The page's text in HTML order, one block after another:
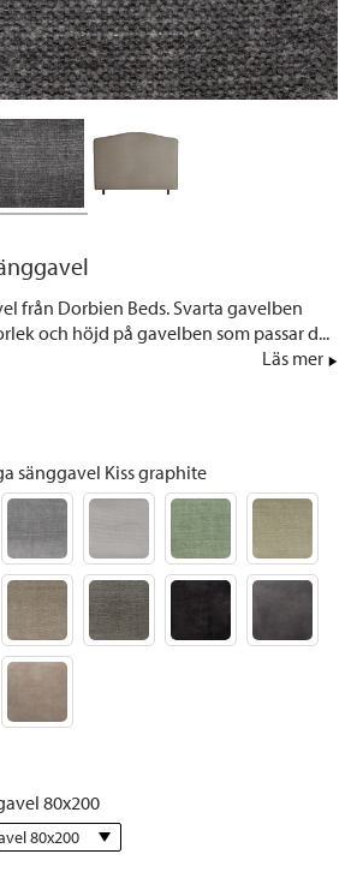
från Dorbien Beds. Svarta gavelben
och höjd på gavelben som passar d...
Läs mer
sänggavel Kiss graphite
80x200
80x200